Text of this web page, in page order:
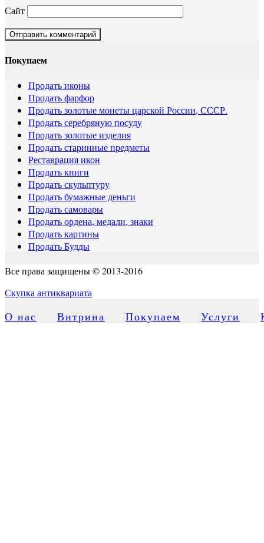
Сайт
Покупаем
Продать иконы
Продать фарфор
Продать золотые монеты царской России, СССР.
Продать серебряную посуду
Продать золотые изделия
Продать старинные предметы
Реставрация икон
Продать книги
Продать скульптуру
Продать бумажные деньги
Продать самовары
Продать ордена, медали, знаки
Продать картины
Продать Будды
Все права защищены © 2013-2016
Скупка антиквариата
О нас Витрина Покупаем Услуги